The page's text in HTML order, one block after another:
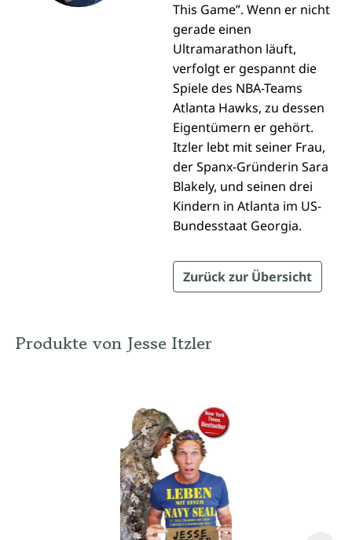
This Game”. Wenn er nicht
gerade einen
Ultramarathon läuft,
verfolgt er gespannt die
Spiele des NBA-Teams
Atlanta Hawks, zu dessen
Eigentümern er gehört.
Itzler lebt mit seiner Frau,
der Spanx-Gründerin Sara
Blakely, und seinen drei
Kindern in Atlanta im US-
Bundesstaat Georgia.
Zurück zur Übersicht
Produkte von Jesse Itzler